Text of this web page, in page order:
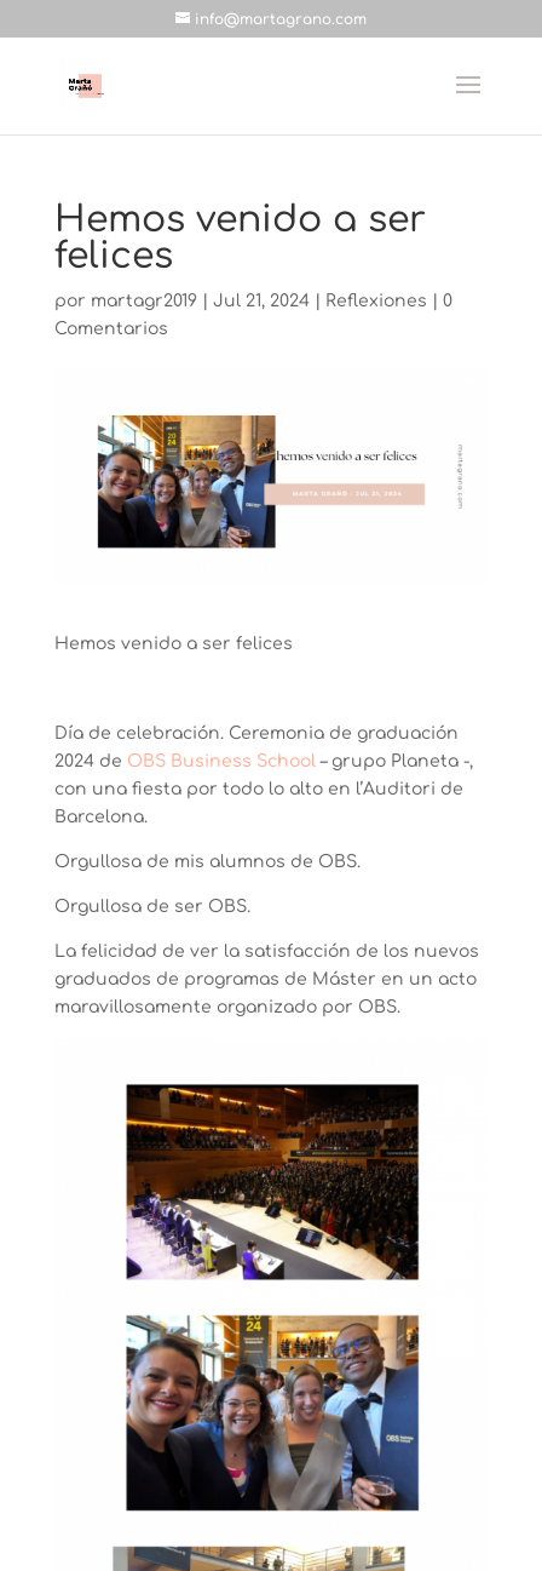
info@martagrano.com
Hemos venido a ser
felices
por martagr2019| Jul 21, 2024| Reflexiones
0
Comentarios
Hemos venido a ser felices
Día de celebración. Ceremonia de graduación
2024 de OBS Business School– grupo Planeta -,
con una fiesta por todo lo alto en l’Auditori de
Barcelona.
Orgullosa de mis alumnos de OBS.
Orgullosa de ser OBS.
La felicidad de ver la satisfacción de los nuevos
graduados de programas de Máster en un acto
maravillosamente organizado por OBS.